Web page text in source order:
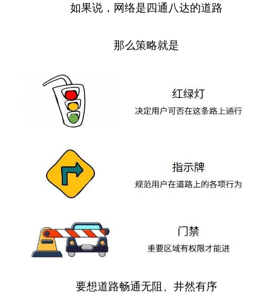
如果说，网络是四通八达的道路
那么策略就是
要想道路畅通无阻、井然有序